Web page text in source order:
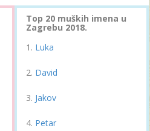
Top 20 muških imena u
Zagrebu 2018.
Luka
David
Jakov
Petar